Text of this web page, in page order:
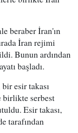
beraber İran'ın
İran rejimi
Bunun ardından
başladı.
esir takası
birlikte serbest
Esir takası,
tarafından